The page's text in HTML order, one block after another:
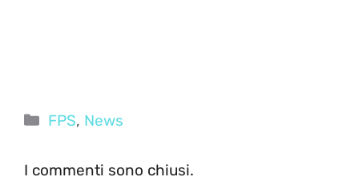
Categorie
FPS, News
I commenti sono chiusi.